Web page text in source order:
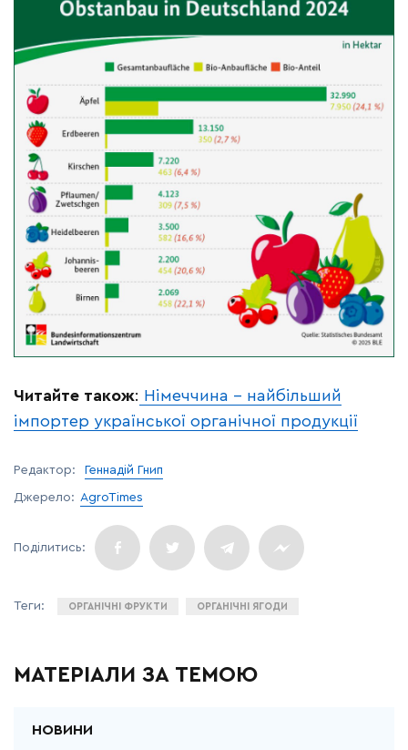
Читайте також: Німеччина – найбільший
імпортер української органічної продукції
Редактор: Геннадій Гнип
Джерело: AgroTimes
ОРГАНІЧНІ ФРУКТИ ОРГАНІЧНІ ЯГОДИ
МАТЕРІАЛИ ЗА ТЕМОЮ